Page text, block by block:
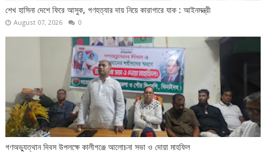
শেখ হাসিনা দেশে ফিরে আসুক, গণহত্যার দায় নিয়ে কারাগারে যাক : আইনমন্ত্রী
August 07, 2026 0
গণঅভ্যুত্থান দিবস উপলক্ষে কালীগঞ্জে আলোচনা সভা ও দোয়া মাহফিল